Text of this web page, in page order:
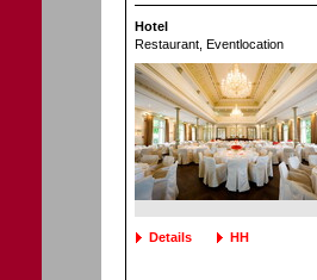
Hotel
Restaurant , Eventlocation
Details HH